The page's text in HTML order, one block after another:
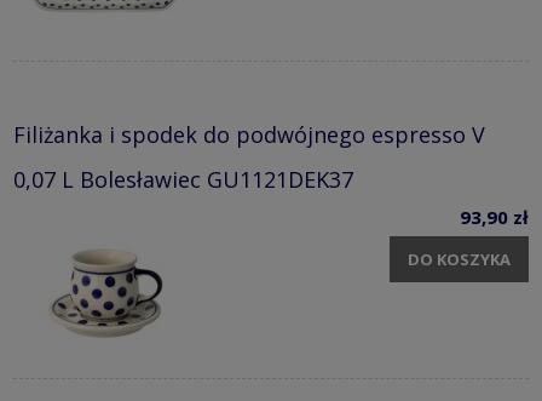
Filiżanka i spodek do podwójnego espresso V
0,07 L Bolesławiec GU1121DEK37
93,90 zł
DO KOSZYKA